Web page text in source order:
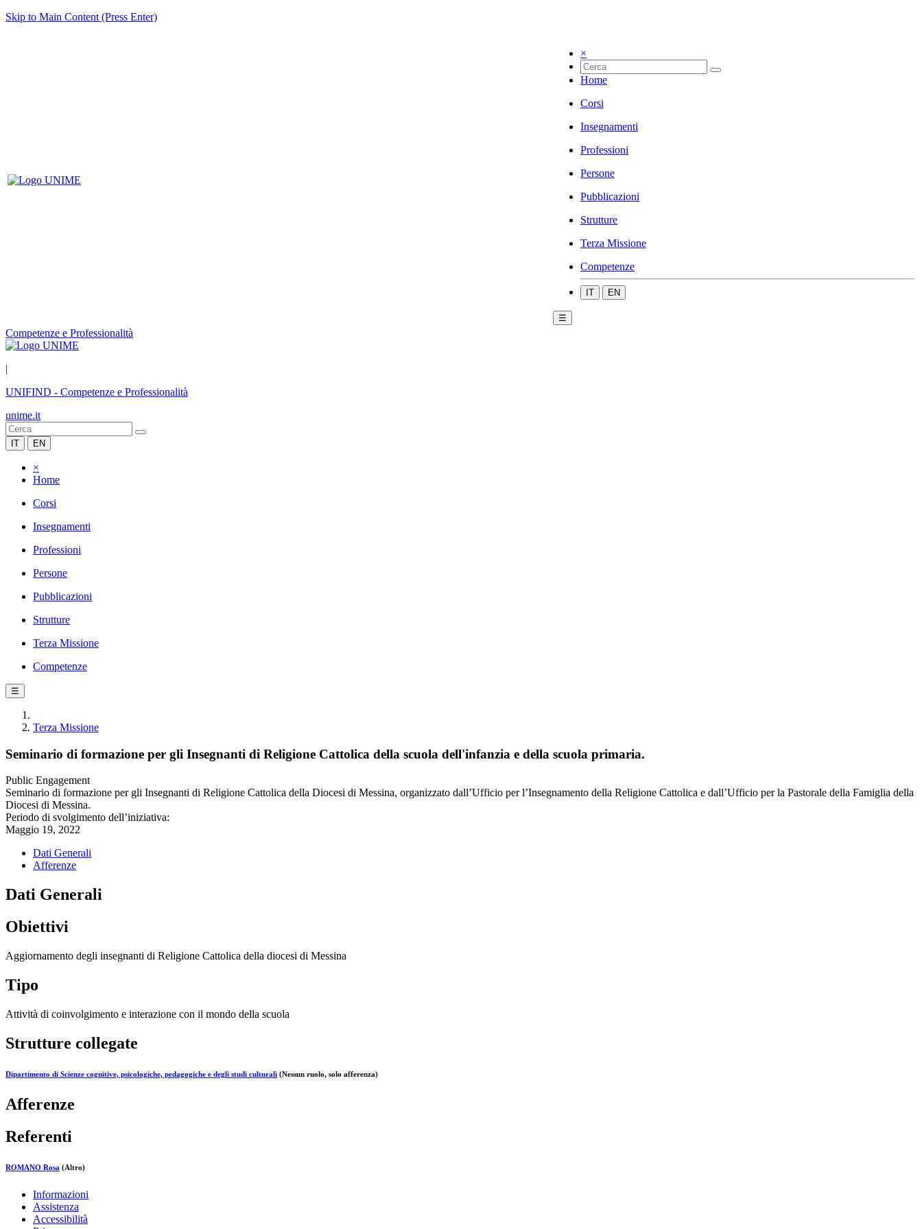
Skip to Main Content (Press Enter)
×
Home
Corsi
Insegnamenti
Professioni
Persone
Pubblicazioni
Strutture
Terza Missione
Competenze
IT EN
☰
Competenze e Professionalità
|
UNIFIND - Competenze e Professionalità
unime.it
IT EN
×
Home
Corsi
Insegnamenti
Professioni
Persone
Pubblicazioni
Strutture
Terza Missione
Competenze
☰
Terza Missione
Seminario di formazione per gli Insegnanti di Religione Cattolica della scuola dell'infanzia e della scuola primaria.
Public Engagement
Seminario di formazione per gli Insegnanti di Religione Cattolica della Diocesi di Messina, organizzato dall’Ufficio per l’Insegnamento della Religione Cattolica e dall’Ufficio per la Pastorale della Famiglia della
Diocesi di Messina.
Periodo di svolgimento dell’iniziativa:
Maggio 19, 2022
Dati Generali
Afferenze
Dati Generali
Obiettivi
Aggiornamento degli insegnanti di Religione Cattolica della diocesi di Messina
Tipo
Attività di coinvolgimento e interazione con il mondo della scuola
Strutture collegate
Dipartimento di Scienze cognitive, psicologiche, pedagogiche e degli studi culturali (Nessun ruolo, solo afferenza)
Afferenze
Referenti
ROMANO Rosa (Altro)
Informazioni
Assistenza
Accessibilità